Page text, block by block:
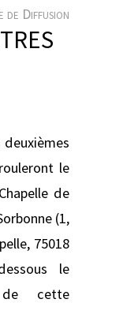
de Diffusion
deuxièmes
le
de
(1,
75018
le
de cette